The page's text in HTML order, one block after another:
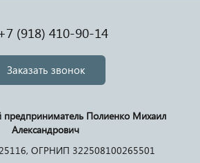
(918) 410-90-14
Заказать звонок
предприниматель Полиенко Михаил
Александрович
ОГРНИП 322508100265501